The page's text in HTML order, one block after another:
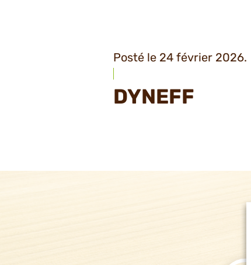
Posté le 24 février 2026.
DYNEFF